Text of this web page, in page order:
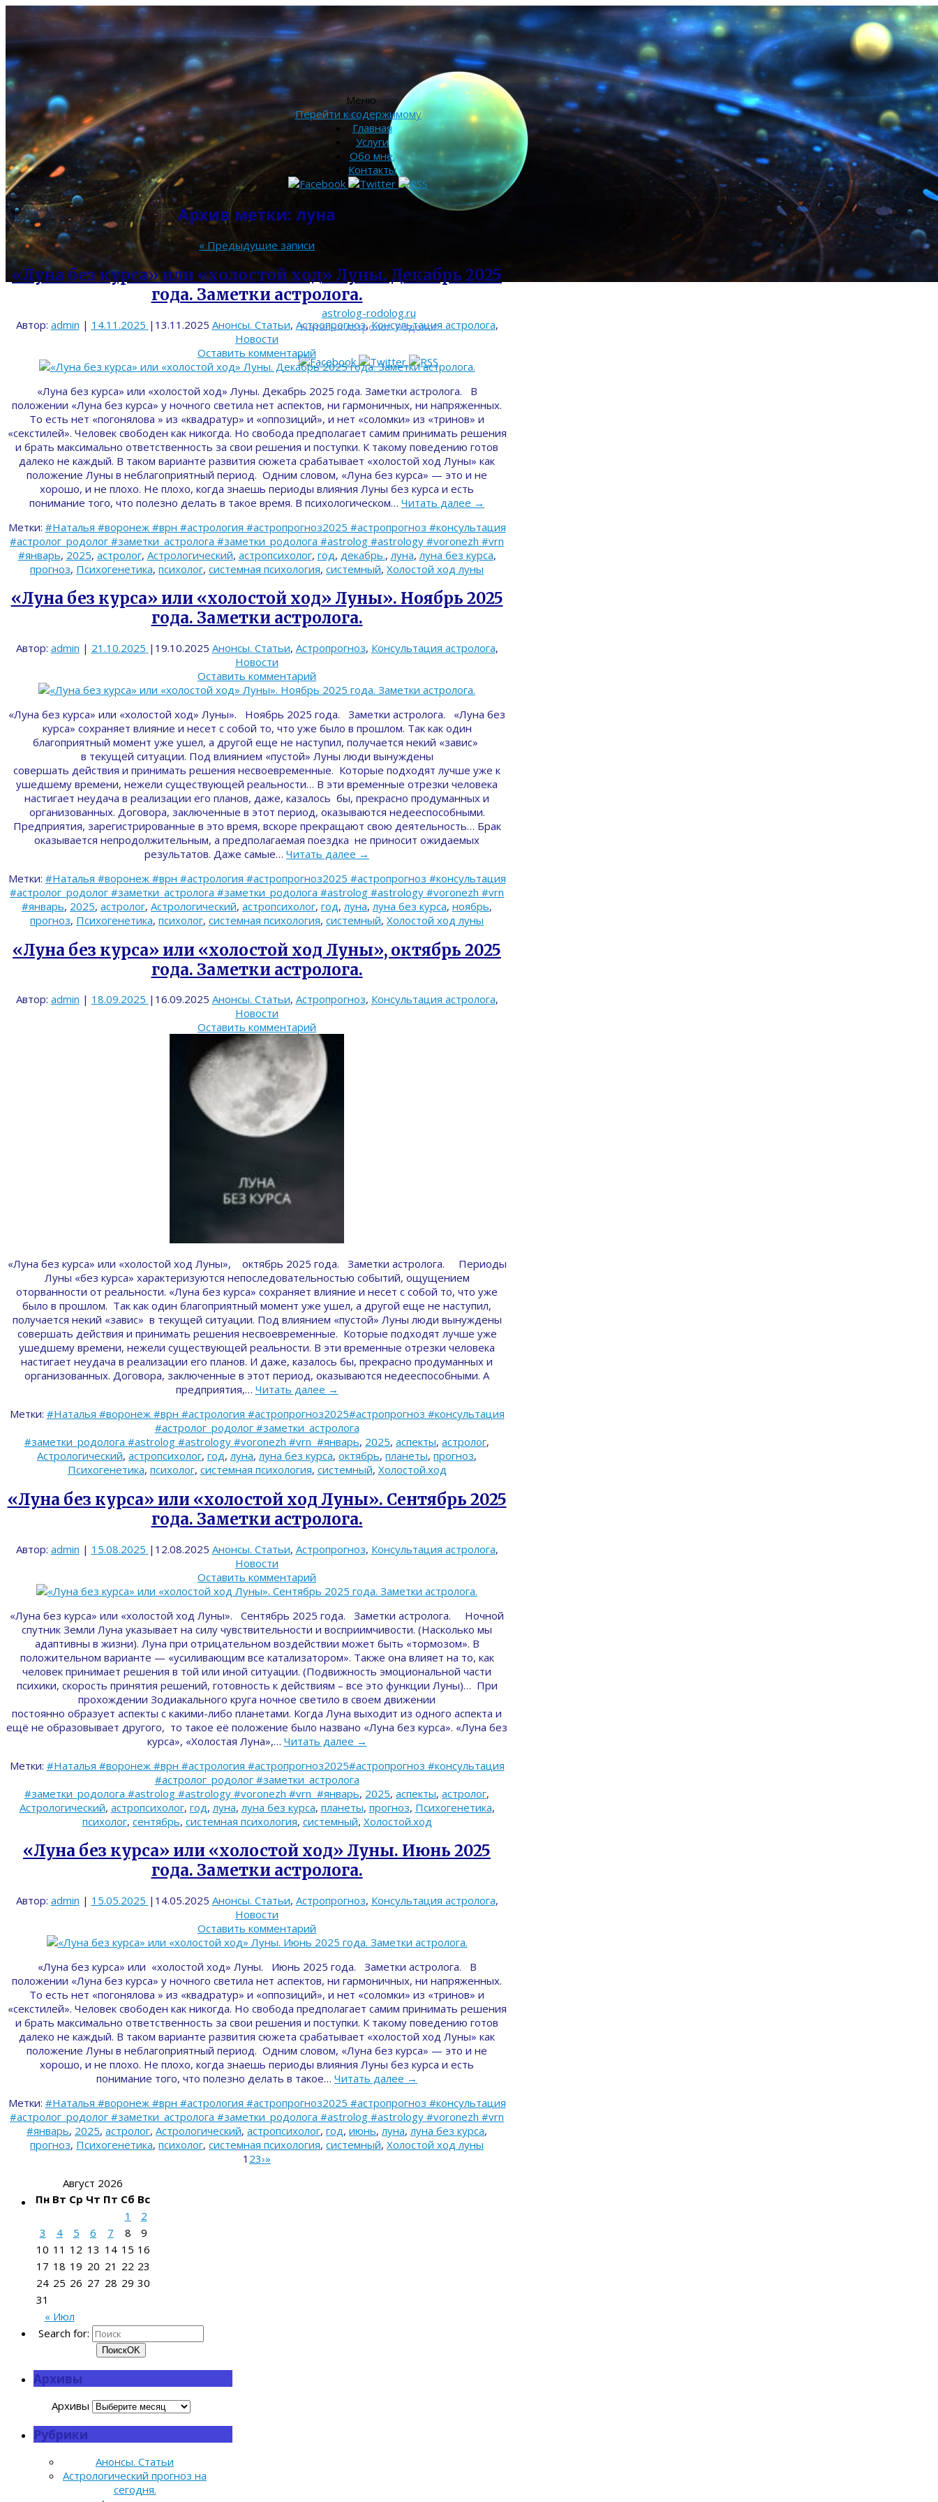
astrolog-rodolog.ru
Наталья Астролог-Родолог
Меню
Перейти к содержимому
Главная
Услуги
Обо мне.
Контакты
Архив метки: луна
« Предыдущие записи
«Луна без курса» или «холостой ход» Луны. Декабрь 2025
года. Заметки астролога.
Автор: admin | 14.11.2025 | 13.11.2025 Анонсы. Статьи, Астропрогноз,Консультация астролога,
Новости
Оставить комментарий
«Луна без курса» или «холостой ход» Луны. Декабрь 2025 года. Заметки астролога. В
положении «Луна без курса» у ночного светила нет аспектов, ни гармоничных, ни напряженных.
То есть нет «погонялова » из «квадратур» и «оппозиций», и нет «соломки» из «тринов» и
«секстилей». Человек свободен как никогда. Но свобода предполагает самим принимать решения
и брать максимально ответственность за свои решения и поступки. К такому поведению готов
далеко не каждый. В таком варианте развития сюжета срабатывает «холостой ход Луны» как
положение Луны в неблагоприятный период. Одним словом, «Луна без курса» — это и не
хорошо, и не плохо. Не плохо, когда знаешь периоды влияния Луны без курса и есть
понимание того, что полезно делать в такое время. В психологическом… Читать далее →
Метки: #Наталья #воронеж #врн #астрология #астропрогноз2025 #астропрогноз #консультация
#астролог_родолог #заметки_астролога #заметки_родолога #astrolog #astrology #voronezh #vrn
#январь, 2025, астролог, Астрологический, астропсихолог, год, декабрь., луна, луна без курса,
прогноз, Психогенетика, психолог, системная психология, системный, Холостой ход луны
«Луна без курса» или «холостой ход» Луны». Ноябрь 2025
года. Заметки астролога.
Автор: admin | 21.10.2025 | 19.10.2025 Анонсы. Статьи, Астропрогноз, Консультация астролога,
Новости
Оставить комментарий
«Луна без курса» или «холостой ход» Луны». Ноябрь 2025 года. Заметки астролога. «Луна без
курса» сохраняет влияние и несет с собой то, что уже было в прошлом. Так как один
благоприятный момент уже ушел, а другой еще не наступил, получается некий «завис»
в текущей ситуации. Под влиянием «пустой» Луны люди вынуждены
совершать действия и принимать решения несвоевременные. Которые подходят лучше уже к
ушедшему времени, нежели существующей реальности… В эти временные отрезки человека
настигает неудача в реализации его планов, даже, казалось бы, прекрасно продуманных и
организованных. Договора, заключенные в этот период, оказываются недееспособными.
Предприятия, зарегистрированные в это время, вскоре прекращают свою деятельность… Брак
оказывается непродолжительным, а предполагаемая поездка не приносит ожидаемых
результатов. Даже самые… Читать далее →
Метки: #Наталья #воронеж #врн #астрология #астропрогноз2025 #астропрогноз #консультация
#астролог_родолог #заметки_астролога #заметки_родолога #astrolog #astrology #voronezh #vrn
#январь, 2025, астролог, Астрологический, астропсихолог, год,луна,луна без курса, ноябрь,
прогноз, Психогенетика, психолог, системная психология, системный, Холостой ход луны
«Луна без курса» или «холостой ход Луны», октябрь 2025
года. Заметки астролога.
Автор: admin | 18.09.2025 | 16.09.2025 Анонсы. Статьи, Астропрогноз, Консультация астролога,
Новости
Оставить комментарий
«Луна без курса» или «холостой ход Луны», октябрь 2025 года. Заметки астролога. Периоды
Луны «без курса» характеризуются непоследовательностью событий, ощущением
оторванности от реальности. «Луна без курса» сохраняет влияние и несет с собой то, что уже
было в прошлом. Так как один благоприятный момент уже ушел, а другой еще не наступил,
получается некий «завис» в текущей ситуации. Под влиянием «пустой» Луны люди вынуждены
совершать действия и принимать решения несвоевременные. Которые подходят лучше уже
ушедшему времени, нежели существующей реальности. В эти временные отрезки человека
настигает неудача в реализации его планов. И даже, казалось бы, прекрасно продуманных и
организованных. Договора, заключенные в этот период, оказываются недееспособными. А
предприятия,… Читать далее →
Метки: #Наталья #воронеж #врн #астрология #астропрогноз2025#астропрогноз #консультация
#астролог_родолог #заметки_астролога
#заметки_родолога #astrolog #astrology #voronezh #vrn #январь, 2025, аспекты, астролог,
Астрологический, астропсихолог, год,луна,луна без курса, октябрь, планеты, прогноз,
Психогенетика, психолог, системная психология, системный, Холостой.ход
«Луна без курса» или «холостой ход Луны». Сентябрь 2025
года. Заметки астролога.
Автор: admin | 15.08.2025 | 12.08.2025 Анонсы. Статьи, Астропрогноз, Консультация астролога,
Новости
Оставить комментарий
«Луна без курса» или «холостой ход Луны». Сентябрь 2025 года. Заметки астролога. Ночной
спутник Земли Луна указывает на силу чувствительности и восприимчивости. (Насколько мы
адаптивны в жизни). Луна при отрицательном воздействии может быть «тормозом». В
положительном варианте — «усиливающим все катализатором». Также она влияет на то, как
человек принимает решения в той или иной ситуации. (Подвижность эмоциональной части
психики, скорость принятия решений, готовность к действиям – все это функции Луны)… При
прохождении Зодиакального круга ночное светило в своем движении
постоянно образует аспекты с какими-либо планетами. Когда Луна выходит из одного аспекта и
ещё не образовывает другого, то такое её положение было названо «Луна без курса». «Луна без
курса», «Холостая Луна»,… Читать далее →
Метки: #Наталья #воронеж #врн #астрология #астропрогноз2025#астропрогноз #консультация
#астролог_родолог #заметки_астролога
#заметки_родолога #astrolog #astrology #voronezh #vrn #январь, 2025, аспекты, астролог,
Астрологический, астропсихолог, год, луна, луна без курса, планеты, прогноз, Психогенетика,
психолог, сентябрь, системная психология, системный, Холостой.ход
«Луна без курса» или «холостой ход» Луны. Июнь 2025
года. Заметки астролога.
Автор: admin | 15.05.2025 | 14.05.2025 Анонсы. Статьи, Астропрогноз, Консультация астролога,
Новости
Оставить комментарий
«Луна без курса» или «холостой ход» Луны. Июнь 2025 года. Заметки астролога. В
положении «Луна без курса» у ночного светила нет аспектов, ни гармоничных, ни напряженных.
То есть нет «погонялова » из «квадратур» и «оппозиций», и нет «соломки» из «тринов» и
«секстилей». Человек свободен как никогда. Но свобода предполагает самим принимать решения
и брать максимально ответственность за свои решения и поступки. К такому поведению готов
далеко не каждый. В таком варианте развития сюжета срабатывает «холостой ход Луны» как
положение Луны в неблагоприятный период. Одним словом, «Луна без курса» — это и не
хорошо, и не плохо. Не плохо, когда знаешь периоды влияния Луны без курса и есть
понимание того, что полезно делать в такое… Читать далее →
Метки: #Наталья #воронеж #врн #астрология #астропрогноз2025 #астропрогноз #консультация
#астролог_родолог #заметки_астролога #заметки_родолога #astrolog #astrology #voronezh #vrn
#январь, 2025, астролог, Астрологический, астропсихолог, год, июнь,луна,луна без курса,
прогноз, Психогенетика, психолог, системная психология, системный, Холостой ход луны
1 23›»
Август 2026
Пн Вт Ср Чт Пт Сб Вс
« Июл
1
2
3
4 5 6 7 8
9
10 11 12 13 14 15 16
17 18 19 20 21 22 23
24 25 26 27 28 29 30
31
Search for:
ПоискOK
Архивы
Архивы
Рубрики
Анонсы. Статьи
Астрологический прогноз на
сегодня.